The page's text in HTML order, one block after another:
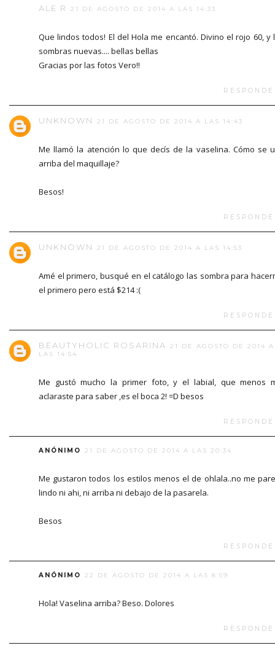
ALE R 21 DE AGOSTO DE 2014 A LAS 14:33
Que lindos todos! El del Hola me encantó. Divino el rojo 60, y
sombras nuevas.... bellas bellas
Gracias por las fotos Vero!!
UNKNOWN 21 DE AGOSTO DE 2014 A LAS 14:43
Me llamó la atención lo que decís de la vaselina. Cómo se
arriba del maquillaje?
Besos!
UNKNOWN 21 DE AGOSTO DE 2014 A LAS 14:53
Amé el primero, busqué en el catálogo las sombra para
el primero pero está $214 :(
BEAUTYHOLIC ROSARINA
21 DE AGOSTO DE 2014 A
LAS 14:54
Me gustó mucho la primer foto, y el labial, que menos
aclaraste para saber ,es el boca 2! =D besos
ANÓNIMO 21 DE AGOSTO DE 2014 A LAS 20:34
Me gustaron todos los estilos menos el de ohlala..no me
lindo ni ahi, ni arriba ni debajo de la pasarela.
Besos
ANÓNIMO 22 DE AGOSTO DE 2014 A LAS 8:59
Hola! Vaselina arriba? Beso. Dolores